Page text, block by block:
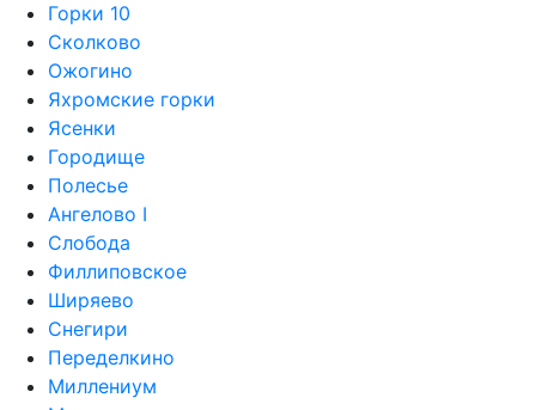
Горки 10
Сколково
Ожогино
Яхромские горки
Ясенки
Городище
Полесье
Ангелово I
Слобода
Филлиповское
Ширяево
Снегири
Переделкино
Миллениум